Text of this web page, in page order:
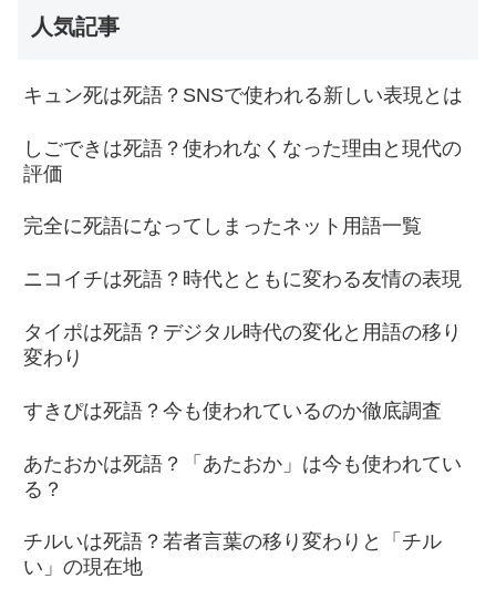
人気記事
キュン死は死語？SNSで使われる新しい表現とは
しごできは死語？使われなくなった理由と現代の
評価
完全に死語になってしまったネット用語一覧
ニコイチは死語？時代とともに変わる友情の表現
タイポは死語？デジタル時代の変化と用語の移り
変わり
すきぴは死語？今も使われているのか徹底調査
あたおかは死語？「あたおか」は今も使われてい
る？
チルいは死語？若者言葉の移り変わりと「チル
い」の現在地